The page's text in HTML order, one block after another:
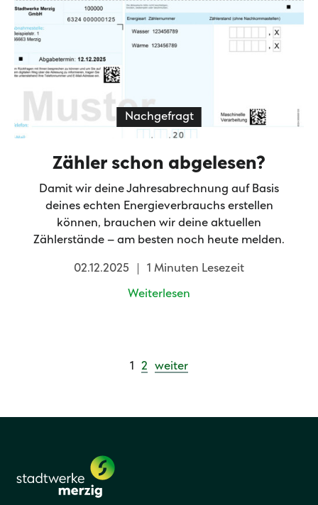
Nachgefragt
Zähler schon abgelesen?
Damit wir deine Jahresabrechnung auf Basis
deines echten Energieverbrauchs erstellen
können, brauchen wir deine aktuellen
Zählerstände – am besten noch heute melden.
02.12.2025 1 Minuten Lesezeit
Weiterlesen
1 2 weiter